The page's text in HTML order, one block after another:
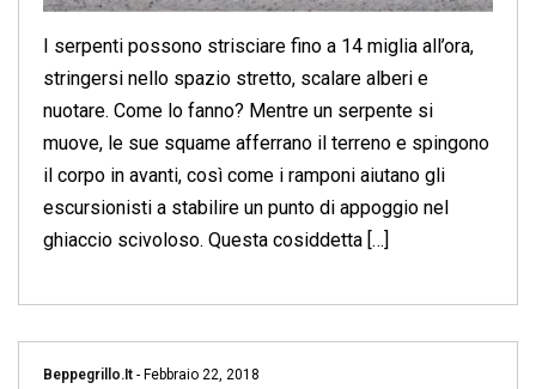
I serpenti possono strisciare fino a 14 miglia all’ora,
stringersi nello spazio stretto, scalare alberi e
nuotare. Come lo fanno? Mentre un serpente si
muove, le sue squame afferrano il terreno e spingono
il corpo in avanti, così come i ramponi aiutano gli
escursionisti a stabilire un punto di appoggio nel
ghiaccio scivoloso. Questa cosiddetta […]
Beppegrillo.it - Febbraio 22, 2018